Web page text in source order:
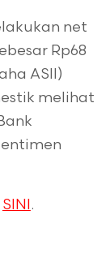
net
Rp68
ASII)
melihat
SINI .